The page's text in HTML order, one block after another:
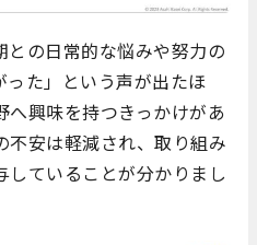
の日常的な悩みや努力の
た」という声が出たほ
興味を持つきっかけがあ
不安は軽減され、取り組み
ていることが分かりまし